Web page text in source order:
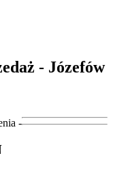
- Józefów